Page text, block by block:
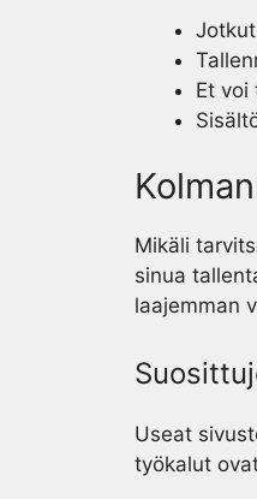
Et voi
Mikäli
sinua
laajemman
Useat
työkalut